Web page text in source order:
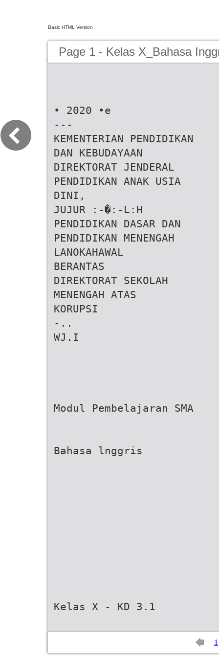
Basic HTML Version
Page 1 - Kelas X_Bahasa
• 2020 •e
---
KEMENTERIAN PENDIDIKAN
DAN KEBUDAYAAN
DIREKTORAT JENDERAL
PENDIDIKAN ANAK USIA
DINI,
JUJUR :-�:-L:H
PENDIDIKAN DASAR DAN
PENDIDIKAN MENENGAH
LANOKAHAWAL
BERANTAS
DIREKTORAT SEKOLAH
MENENGAH ATAS
KORUPSI
-..
WJ.I
Modul Pembelajaran SMA
Bahasa lnggris
Kelas X - KD 3.1
1